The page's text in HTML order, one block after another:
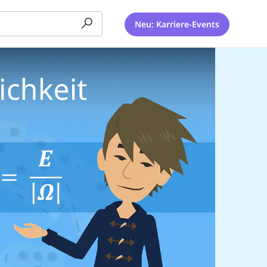
Neu: Karriere-Events